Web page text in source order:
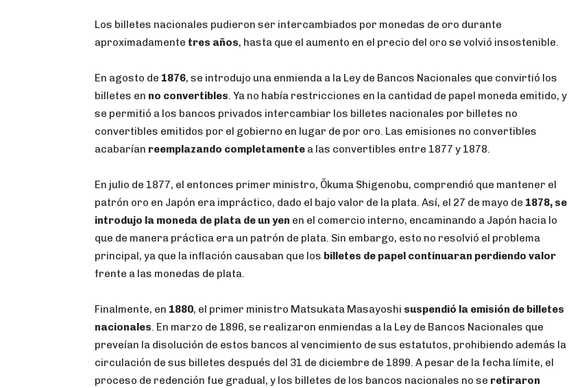
Los billetes nacionales pudieron ser intercambiados por monedas de oro durante
aproximadamente tres años, hasta que el aumento en el precio del oro se volvió insostenible.
En agosto de 1876, se introdujo una enmienda a la Ley de Bancos Nacionales que convirtió los
billetes en no convertibles. Ya no había restricciones en la cantidad de papel moneda emitido, y
se permitió a los bancos privados intercambiar los billetes nacionales por billetes no
convertibles emitidos por el gobierno en lugar de por oro. Las emisiones no convertibles
acabarían reemplazando completamente a las convertibles entre 1877 y 1878.
En julio de 1877, el entonces primer ministro, Ōkuma Shigenobu, comprendió que mantener el
patrón oro en Japón era impráctico, dado el bajo valor de la plata. Así, el 27 de mayo de 1878, se
introdujo la moneda de plata de un yen en el comercio interno, encaminando a Japón hacia lo
que de manera práctica era un patrón de plata. Sin embargo, esto no resolvió el problema
principal, ya que la inflación causaban que los billetes de papel continuaran perdiendo valor
frente a las monedas de plata.
Finalmente, en 1880, el primer ministro Matsukata Masayoshi suspendió la emisión de billetes
nacionales. En marzo de 1896, se realizaron enmiendas a la Ley de Bancos Nacionales que
preveían la disolución de estos bancos al vencimiento de sus estatutos, prohibiendo además la
circulación de sus billetes después del 31 de diciembre de 1899. A pesar de la fecha límite, el
proceso de redención fue gradual, y los billetes de los bancos nacionales no se retiraron